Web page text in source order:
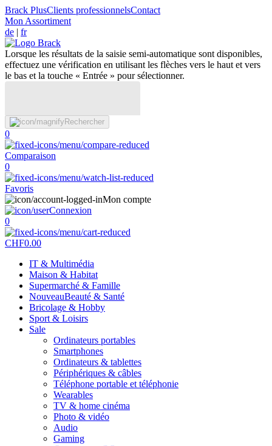
Brack PlusClients professionnelsContact
Mon Assortiment
de | fr
Lorsque les résultats de la saisie semi-automatique sont disponibles,
effectuez une vérification en utilisant les flèches vers le haut et vers
le bas et la touche « Entrée » pour sélectionner.
Rechercher
0
Comparaison
0
Favoris
Mon compte
Connexion
0
CHF0.00
IT & Multimédia
Maison & Habitat
Supermarché & Famille
NouveauBeauté & Santé
Bricolage & Hobby
Sport & Loisirs
Sale
Ordinateurs portables
Smartphones
Ordinateurs & tablettes
Périphériques & câbles
Téléphone portable et téléphonie
Wearables
TV & home cinéma
Photo & vidéo
Audio
Gaming